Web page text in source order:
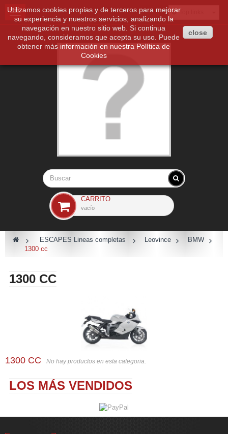
Utilizamos cookies propias y de terceros para mejorar
su experiencia y nuestros servicios, analizando la
navegación en nuestro sitio web. Si continua
navegando, consideramos que acepta su uso. Puede
obtener más información en nuestra Política de
Cookies
close
Toggle
navigation
Top links
CARRITO
vacío
> ESCAPES Lineas completas > Leovince >
BMW
>
1300 cc
1300 CC
1300 CC No hay productos en esta categoria.
LOS MÁS VENDIDOS